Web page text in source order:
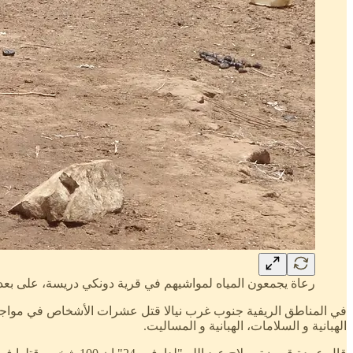
رعاة يجمعون المياه لمواشيهم في قرية دونكي دريسة، على بعد 60 كيلومترًا جنوب غرب مدينة نيالا. تصوير معتز منوفل لليوناميد عام
الهبانية و السلامات، الهبانية و المساليت.